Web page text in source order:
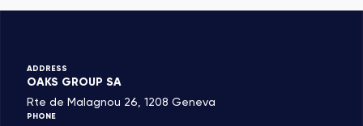
ADDRESS
OAKS GROUP SA
Rte de Malagnou 26, 1208 Geneva
PHONE